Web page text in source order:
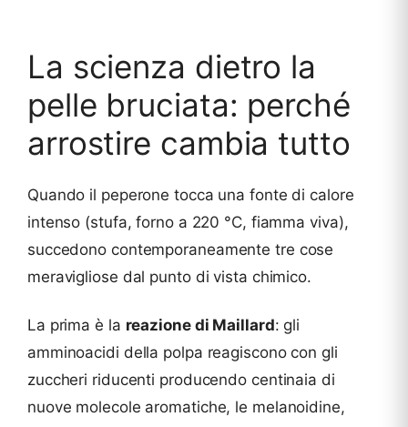
La scienza dietro la
pelle bruciata: perché
arrostire cambia tutto
Quando il peperone tocca una fonte di calore
intenso (stufa, forno a 220 °C, fiamma viva),
succedono contemporaneamente tre cose
meravigliose dal punto di vista chimico.
La prima è la reazione di Maillard: gli
amminoacidi della polpa reagiscono con gli
zuccheri riducenti producendo centinaia di
nuove molecole aromatiche, le melanoidine,